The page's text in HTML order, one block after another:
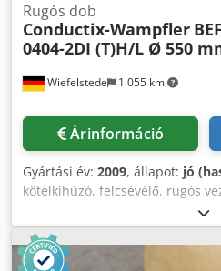
Wiefelstede 1 055 km
Rugós dob
Conductix-Wampfler
0404-2DI (T)H/L Ø 550
Árinformáció
Gyártási év: 2009, állapot: jó
kötélkihúzó, felcsévélő, rugós
rugós dob -Gyártó: Conductix
vezetékdob Crodpfx Aox R Svljb
0404-2DI (T)H/L -Áramerősség:
Védettség: IP65 -Kábel: nem